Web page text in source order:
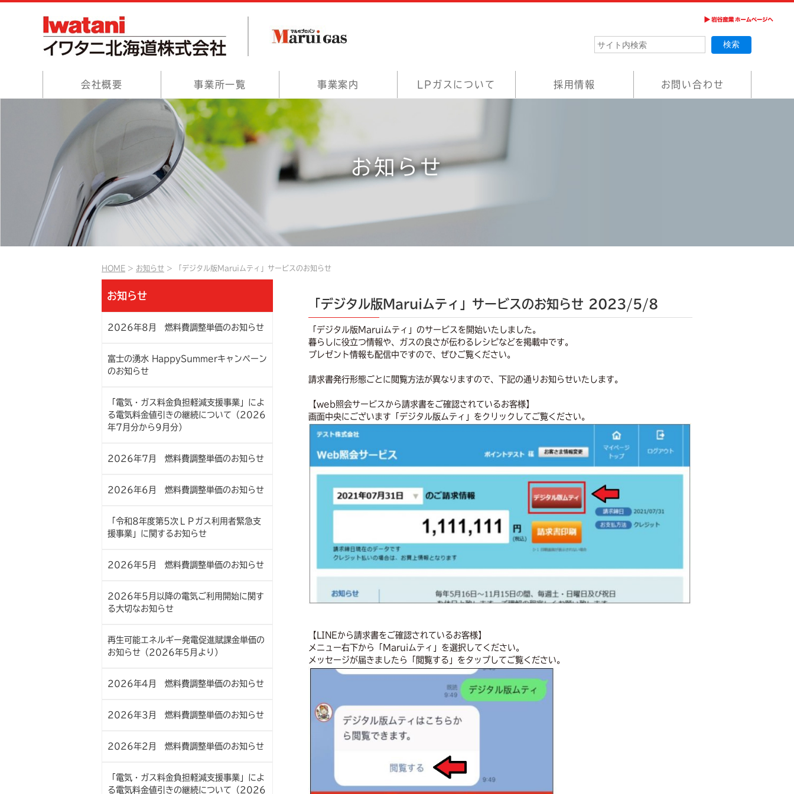
会社概要 事業所一覧 事業案内 LPガスについて 採用情報 お問い合わせ
お知らせ
HOME お知らせ 「デジタル版Maruiムティ」サービスのお知らせ
お知らせ
2026年8月 燃料費調整単価のお知らせ
富士の湧水 HappySummerキャンペーン
のお知らせ
「電気・ガス料金負担軽減支援事業」によ
る電気料金値引きの継続について（2026
年7月分から9月分）
2026年7月 燃料費調整単価のお知らせ
2026年6月 燃料費調整単価のお知らせ
「令和8年度第5次ＬＰガス利用者緊急支
援事業」に関するお知らせ
2026年5月 燃料費調整単価のお知らせ
2026年5月以降の電気ご利用開始に関す
る大切なお知らせ
再生可能エネルギー発電促進賦課金単価の
お知らせ（2026年5月より）
2026年4月 燃料費調整単価のお知らせ
2026年3月 燃料費調整単価のお知らせ
2026年2月 燃料費調整単価のお知らせ
「電気・ガス料金負担軽減支援事業」によ
る電気料金値引きの継続について（2026
「デジタル版Maruiムティ」サービスのお知らせ 2023/5/8
「デジタル版Maruiムティ」のサービスを開始いたしました。
暮らしに役立つ情報や、ガスの良さが伝わるレシピなどを掲載中です。
プレゼント情報も配信中ですので、ぜひご覧ください。
請求書発行形態ごとに閲覧方法が異なりますので、下記の通りお知らせいたします。
【web照会サービスから請求書をご確認されているお客様】
画面中央にございます「デジタル版ムティ」をクリックしてご覧ください。
【LINEから請求書をご確認されているお客様】
メニュー右下から「Maruiムティ」を選択してください。
メッセージが届きましたら「閲覧する」をタップしてご覧ください。